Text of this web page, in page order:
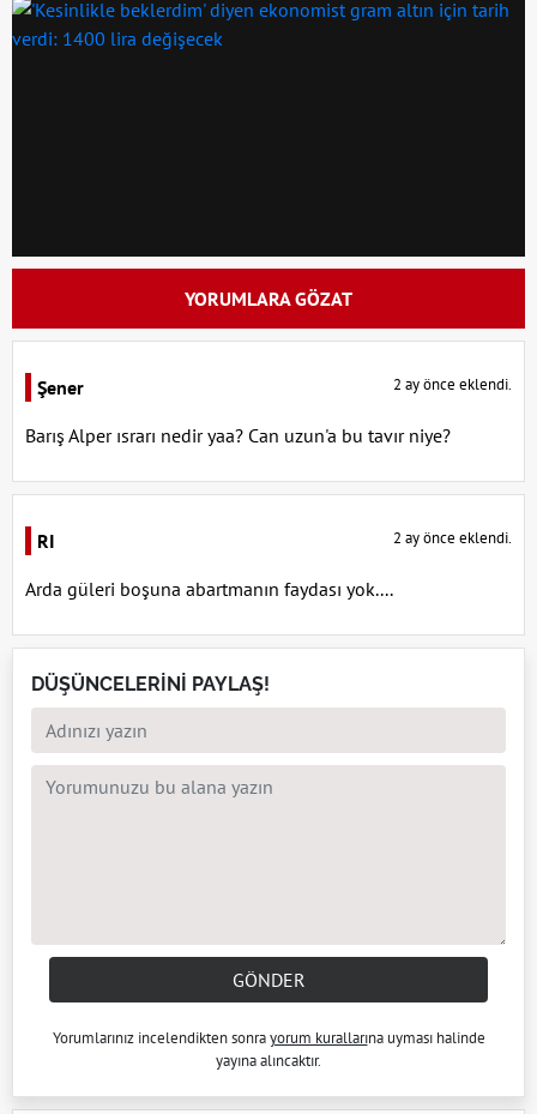
YORUMLARA GÖZAT
Şener 2 ay önce eklendi.
Barış Alper ısrarı nedir yaa? Can uzun'a bu tavır niye?
RI 2 ay önce eklendi.
Arda güleri boşuna abartmanın faydası yok....
DÜŞÜNCELERİNİ PAYLAŞ!
GÖNDER
Yorumlarınız incelendikten sonrayorum kurallarına uyması halinde
yayına alıncaktır.